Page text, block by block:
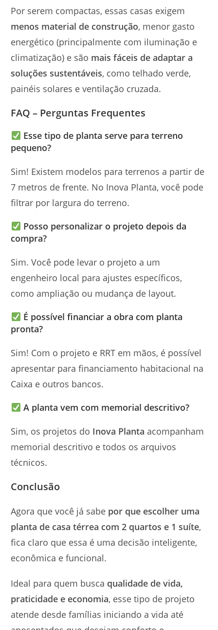
Por serem compactas, essas casas exigem
menos material de construção, menor gasto
energético (principalmente com iluminação e
climatização) e são mais fáceis de adaptar a
soluções sustentáveis, como telhado verde,
painéis solares e ventilação cruzada.
FAQ – Perguntas Frequentes
Esse tipo de planta serve para terreno
pequeno?
Sim! Existem modelos para terrenos a partir de
7 metros de frente. No Inova Planta, você pode
filtrar por largura do terreno.
Posso personalizar o projeto depois da
compra?
Sim. Você pode levar o projeto a um
engenheiro local para ajustes específicos,
como ampliação ou mudança de layout.
É possível financiar a obra com planta
pronta?
Sim! Com o projeto e RRT em mãos, é possível
apresentar para financiamento habitacional na
Caixa e outros bancos.
A planta vem com memorial descritivo?
Sim, os projetos do Inova Planta acompanham
memorial descritivo e todos os arquivos
técnicos.
Conclusão
Agora que você já sabe por que escolher uma
planta de casa térrea com 2 quartos e 1 suíte,
fica claro que essa é uma decisão inteligente,
econômica e funcional.
Ideal para quem busca qualidade de vida,
praticidade e economia, esse tipo de projeto
atende desde famílias iniciando a vida até